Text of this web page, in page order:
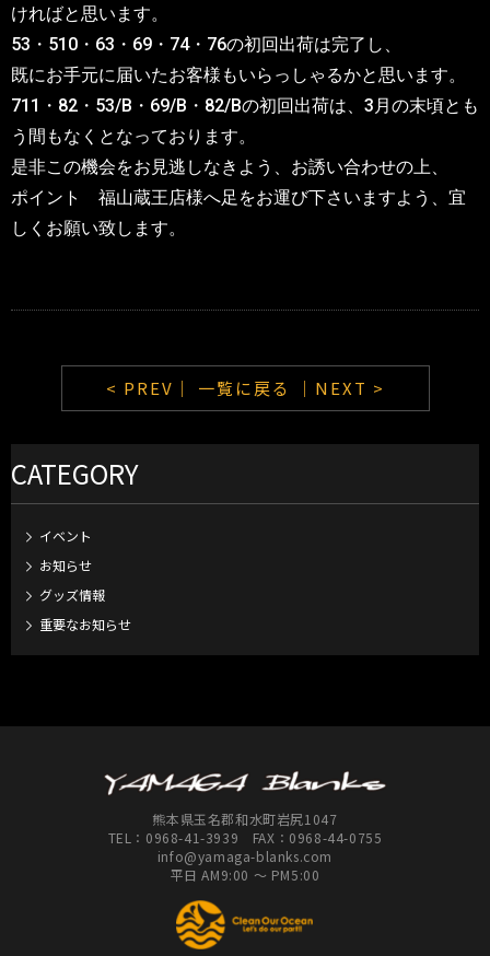
ければと思います。
53・510・63・69・74・76の初回出荷は完了し、
既にお手元に届いたお客様もいらっしゃるかと思います。
711・82・53/B・69/B・82/Bの初回出荷は、3月の末頃とも
う間もなくとなっております。
是非この機会をお見逃しなきよう、お誘い合わせの上、
ポイント 福山蔵王店様へ足をお運び下さいますよう、宜
しくお願い致します。
< PREV｜ 一覧に戻る ｜NEXT >
CATEGORY
イベント
お知らせ
グッズ情報
重要なお知らせ
熊本県玉名郡和水町岩尻1047
TEL： 0968-41-3939 FAX：0968-44-0755
info@yamaga-blanks.com
平日 AM9:00 ～ PM5:00